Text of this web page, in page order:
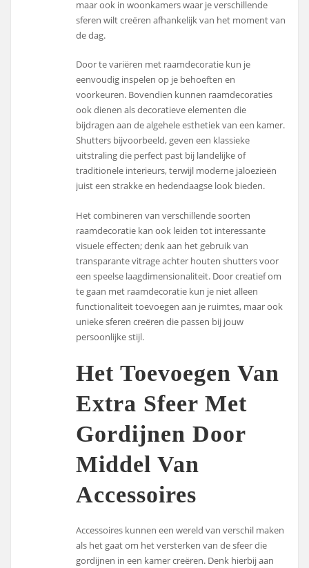
maar ook in woonkamers waar je verschillende
sferen wilt creëren afhankelijk van het moment van
de dag.
Door te variëren met raamdecoratie kun je
eenvoudig inspelen op je behoeften en
voorkeuren. Bovendien kunnen raamdecoraties
ook dienen als decoratieve elementen die
bijdragen aan de algehele esthetiek van een kamer.
Shutters bijvoorbeeld, geven een klassieke
uitstraling die perfect past bij landelijke of
traditionele interieurs, terwijl moderne jaloezieën
juist een strakke en hedendaagse look bieden.
Het combineren van verschillende soorten
raamdecoratie kan ook leiden tot interessante
visuele effecten; denk aan het gebruik van
transparante vitrage achter houten shutters voor
een speelse laagdimensionaliteit. Door creatief om
te gaan met raamdecoratie kun je niet alleen
functionaliteit toevoegen aan je ruimtes, maar ook
unieke sferen creëren die passen bij jouw
persoonlijke stijl.
Het Toevoegen Van
Extra Sfeer Met
Gordijnen Door
Middel Van
Accessoires
Accessoires kunnen een wereld van verschil maken
als het gaat om het versterken van de sfeer die
gordijnen in een kamer creëren. Denk hierbij aan